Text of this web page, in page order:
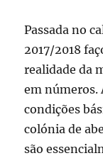
Passada no
2017/2018
realidade da
em números.
condições
colónia de
são